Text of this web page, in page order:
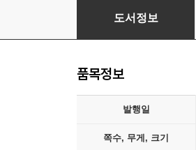
키워드 오덕학 (큰글자책)
도서정보
품목정보
발행일
쪽수, 무게, 크기